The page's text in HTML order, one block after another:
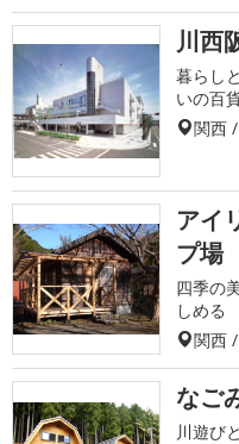
川西
暮らし
いの百
関西
アイ
プ場
四季の
しめる
関西
なご
川遊び